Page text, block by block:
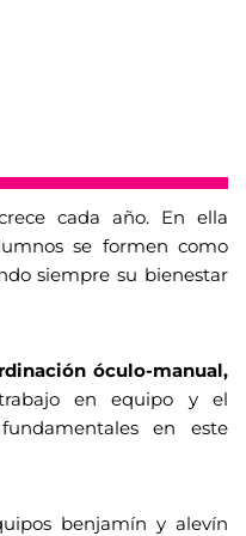
cada año. En ella
se formen como
siempre su bienestar
óculo-manual,
en equipo y el
en este
benjamín y alevín